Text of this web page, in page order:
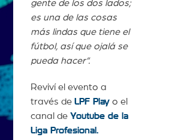
gente de los dos lados;
es una de las cosas
más lindas que tiene el
fútbol, así que ojalá se
pueda hacer”.
Reviví el evento a
través de LPF Playo el
canal de Youtube de la
Liga Profesional.